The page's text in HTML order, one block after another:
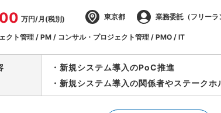
万円/月(税別) 東京都 業務委託（フリーラ
クト管理 / PM / コンサル・プロジェクト管理 / PMO / IT
・新規システム導入のPoC推進
・新規システム導入の関係者やステーク